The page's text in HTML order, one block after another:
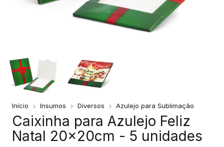
Início Insumos Diversos Azulejo para Sublimação
Caixinha para Azulejo Feliz
Natal 20x20cm - 5 unidades